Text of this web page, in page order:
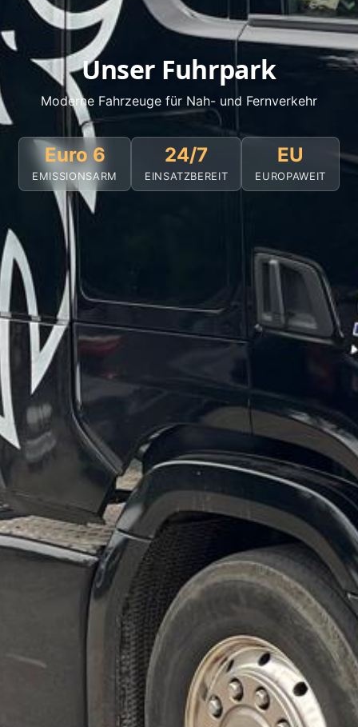
Unser Fuhrpark
Moderne Fahrzeuge für Nah- und Fernverkehr
Euro 6
EMISSIONSARM
24/7
EINSATZBEREIT
EU
EUROPAWEIT